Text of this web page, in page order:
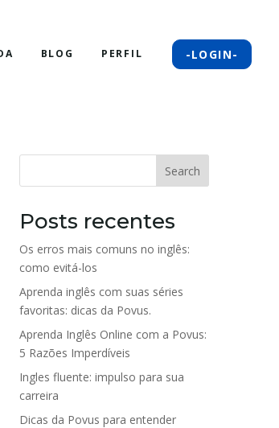
BLOG PERFIL -LOGIN-
Search
Posts recentes
Os erros mais comuns no inglês:
como evitá-los
Aprenda inglês com suas séries
favoritas: dicas da Povus.
Aprenda Inglês Online com a Povus:
5 Razões Imperdíveis
Ingles fluente: impulso para sua
carreira
Dicas da Povus para entender